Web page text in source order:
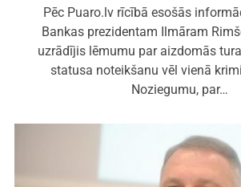
Pēc Puaro.lv rīcībā esošās
Bankas prezidentam Ilmāram
uzrādījis lēmumu par aizdomās
statusa noteikšanu vēl vienā
Noziegumu, par…